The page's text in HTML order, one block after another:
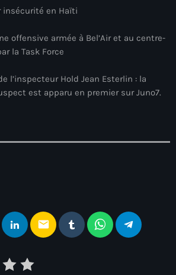
insécurité en Haïti
offensive armée à Bel’Air et au centre-
la Task Force
l’inspecteur Hold Jean Esterlin : la
est apparu en premier sur Juno7.
email